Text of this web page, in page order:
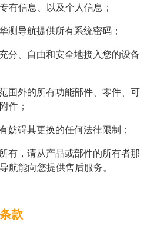
有信息、以及个人信息；
测导航提供所有系统密码；
分、自由和安全地接入您的设备
围外的所有功能部件、零件、可
件；
妨碍其更换的任何法律限制；
有，请从产品或部件的所有者那
航能向您提供售后服务。
款